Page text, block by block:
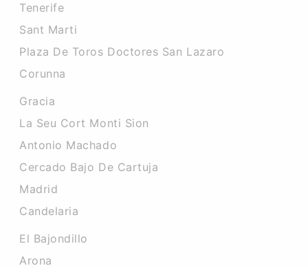
Tenerife
Sant Marti
Plaza De Toros Doctores San Lazaro
Corunna
Gracia
La Seu Cort Monti Sion
Antonio Machado
Cercado Bajo De Cartuja
Madrid
Candelaria
El Bajondillo
Arona